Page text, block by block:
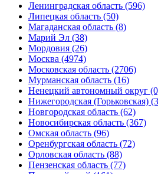
Ленинградская область (596)
Липецкая область (50)
Магаданская область (8)
Марий Эл (38)
Мордовия (26)
Москва (4974)
Московская область (2706)
Мурманская область (16)
Ненецкий автономный округ
Нижегородская (Горьковская)
Новгородская область (62)
Новосибирская область (367)
Омская область (96)
Оренбургская область (72)
Орловская область (88)
Пензенская область (77)